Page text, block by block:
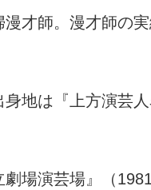
才師。漫才師の
地は『上方演芸人
場演芸場』（